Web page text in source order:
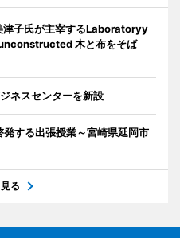
津子氏が主宰するLaboratoryy
木と布をそば
ネスセンターを新設
する出張授業～宮崎県延岡市
る